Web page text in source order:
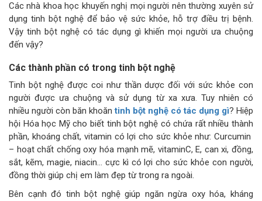
Các nhà khoa học khuyến nghị mọi người nên thường xuyên sử
dụng tinh bột nghệ để bảo vệ sức khỏe, hỗ trợ điều trị bệnh.
Vậy tinh bột nghệ có tác dụng gì khiến mọi người ưa chuộng
đến vậy?
Các thành phần có trong tinh bột nghệ
Tinh bột nghệ được coi như thần dược đối với sức khỏe con
người được ưa chuộng và sử dụng từ xa xưa. Tuy nhiên có
nhiều người còn băn khoăntinh bột nghệ có tác dụng gì? Hiệp
hội Hóa học Mỹ cho biết tinh bột nghệ có chứa rất nhiều thành
phần, khoáng chất, vitamin có lợi cho sức khỏe như: Curcumin
– hoạt chất chống oxy hóa mạnh mẽ, vitaminC, E, can xi, đồng,
sắt, kẽm, magie, niacin… cực kì có lợi cho sức khỏe con người,
đồng thời giúp chị em làm đẹp từ trong ra ngoài.
Bên cạnh đó tinh bột nghệ giúp ngăn ngừa oxy hóa, kháng